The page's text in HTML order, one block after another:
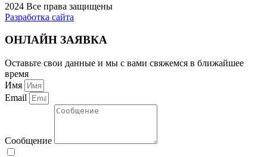
2024 Все права защищены
Разработка сайта
ОНЛАЙН ЗАЯВКА
Оставьте свои данные и мы с вами свяжемся в ближайшее
время
Имя
Email
Сообщение